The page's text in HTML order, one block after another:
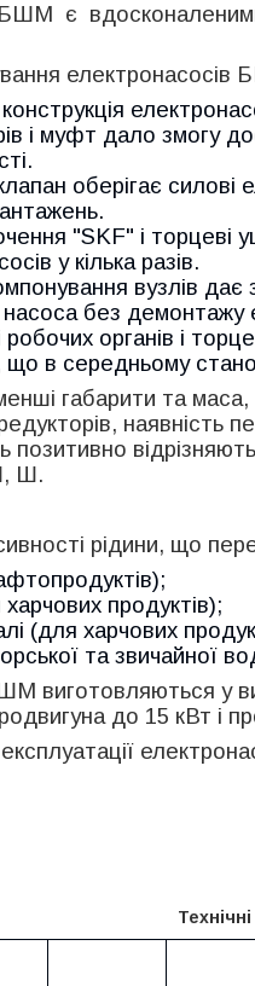
є
і муфт дало змогу
оберігає
"SKF" і торцеві
у кілька разів.
вузлів
без демонтажу
робочих органів і
що в середньому
габарити та маса,
наявність
позитивно
Ш.
рідини, що
продуктів);
(для харчових
та звичайної
виготовляються у
до 15 кВт і